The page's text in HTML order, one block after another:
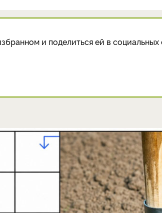
и поделиться ей в социальных